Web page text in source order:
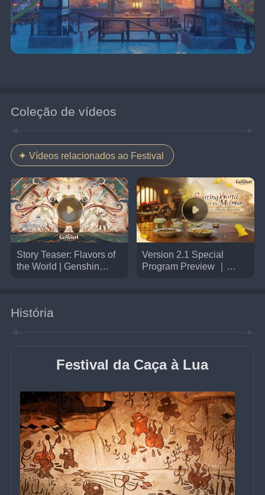
Coleção de vídeos
Vídeos relacionados ao Festival
Story Teaser: Flavors of
the World | Genshin
Version 2.1 Special
Program Preview ｜
História
Festival da Caça à Lua